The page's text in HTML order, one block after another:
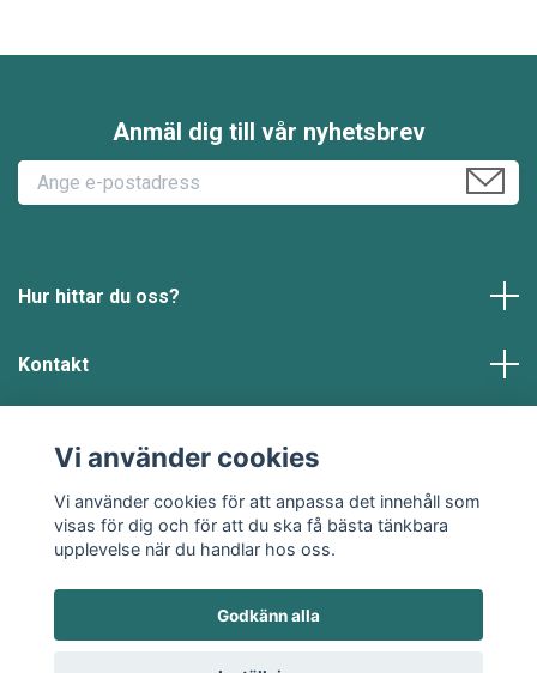
Anmäl dig till vår nyhetsbrev
Hur hittar du oss?
Kontakt
Sociala medier
© 2026 Klädje
Vi använder cookies
Vi använder cookies för att anpassa det innehåll som
visas för dig och för att du ska få bästa tänkbara
upplevelse när du handlar hos oss.
Godkänn alla